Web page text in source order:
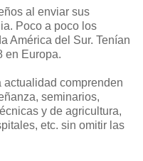
al enviar sus
Poco a poco los
América del Sur. Tenían
en Europa.
actualidad comprenden
seminarios,
y de agricultura,
etc. sin omitir las